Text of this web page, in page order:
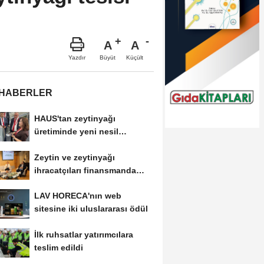
Yazdır
A
Büyüt
A
Küçült
HAUS'tan zeytinyağı
üretiminde yeni nesil
Zeytin ve zeytinyağı
ihracatçıları finansmanda
LAV HORECA'nın web
sitesine iki uluslararası ödül
İlk ruhsatlar yatırımcılara
teslim edildi